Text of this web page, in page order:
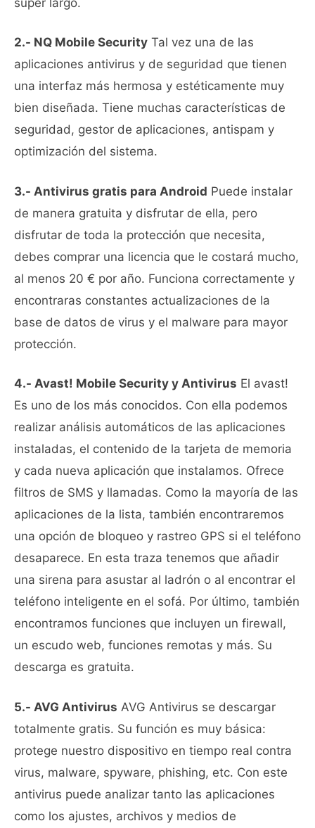
2.- NQ Mobile Security Tal vez una de las
aplicaciones antivirus y de seguridad que tienen
una interfaz más hermosa y estéticamente muy
bien diseñada. Tiene muchas características de
seguridad, gestor de aplicaciones, antispam y
optimización del sistema.
3.- Antivirus gratis para Android Puede instalar
de manera gratuita y disfrutar de ella, pero
disfrutar de toda la protección que necesita,
debes comprar una licencia que le costará mucho,
al menos 20 € por año. Funciona correctamente y
encontraras constantes actualizaciones de la
base de datos de virus y el malware para mayor
protección.
4.- Avast! Mobile Security y Antivirus El avast!
Es uno de los más conocidos. Con ella podemos
realizar análisis automáticos de las aplicaciones
instaladas, el contenido de la tarjeta de memoria
y cada nueva aplicación que instalamos. Ofrece
filtros de SMS y llamadas. Como la mayoría de las
aplicaciones de la lista, también encontraremos
una opción de bloqueo y rastreo GPS si el teléfono
desaparece. En esta traza tenemos que añadir
una sirena para asustar al ladrón o al encontrar el
teléfono inteligente en el sofá. Por último, también
encontramos funciones que incluyen un firewall,
un escudo web, funciones remotas y más. Su
descarga es gratuita.
5.- AVG Antivirus AVG Antivirus se descargar
totalmente gratis. Su función es muy básica:
protege nuestro dispositivo en tiempo real contra
virus, malware, spyware, phishing, etc. Con este
antivirus puede analizar tanto las aplicaciones
como los ajustes, archivos y medios de